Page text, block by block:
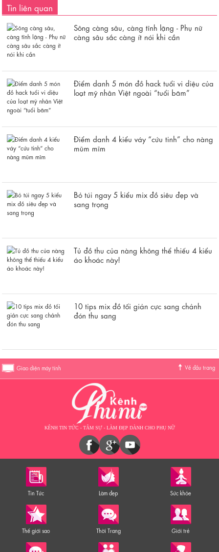
Tin liên quan
Sông càng sâu, càng tĩnh lặng - Phụ nữ
càng sâu sắc càng ít nói khi cần
Điểm danh 5 món đồ hack tuổi vi diệu của
loạt mỹ nhân Việt ngoài “tuổi băm”
Điểm danh 4 kiểu váy “cứu tinh” cho nàng
mũm mĩm
Bỏ túi ngay 5 kiểu mix đồ siêu đẹp và
sang trọng
Tủ đồ thu của nàng không thể thiếu 4 kiểu
áo khoác này!
10 tips mix đồ tối giản cực sang chảnh
đón thu sang
Giao diện máy tính Về đầu trang
KÊNH TIN TỨC - TÂM SỰ - LÀM ĐẸP DÀNH CHO PHỤ NỮ
Tin Tức Làm đẹp Sức khỏe
Thế giới sao Thời Trang Giới trẻ